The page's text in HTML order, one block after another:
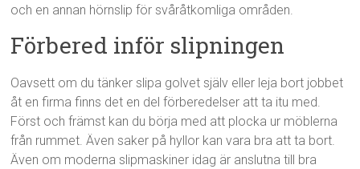
och en annan hörnslip för svåråtkomliga områden.
Förbered inför slipningen
Oavsett om du tänker slipa golvet själv eller leja bort jobbet
åt en firma finns det en del förberedelser att ta itu med.
Först och främst kan du börja med att plocka ur möblerna
från rummet. Även saker på hyllor kan vara bra att ta bort.
Även om moderna slipmaskiner idag är anslutna till bra